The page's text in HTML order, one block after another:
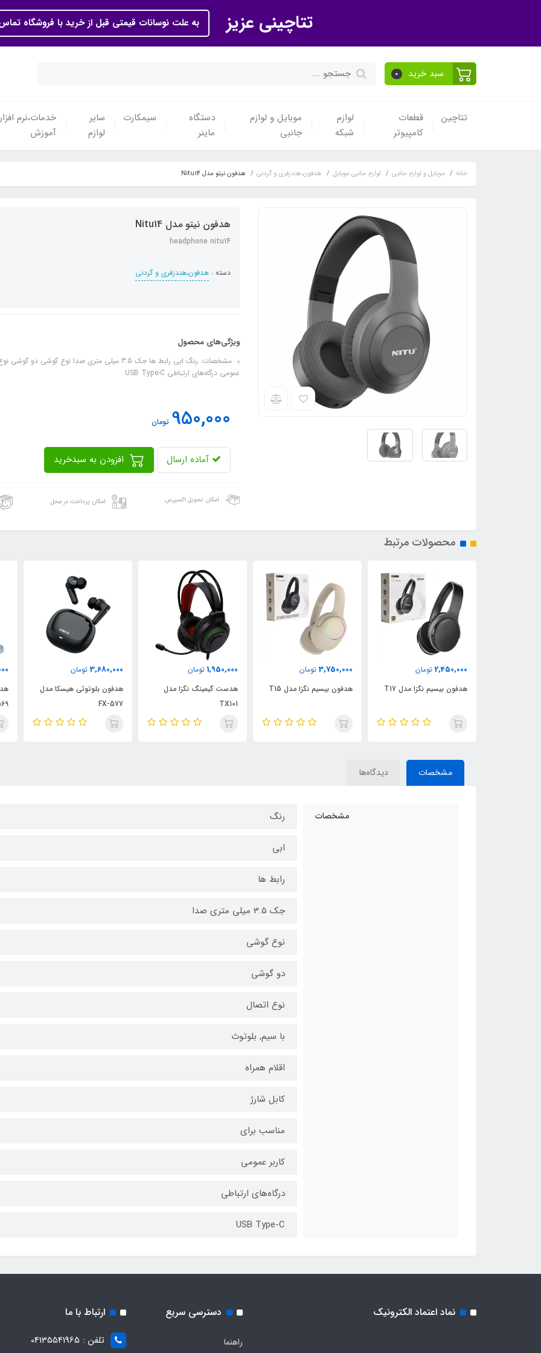
تتاچینی عزیز به علت نوسانات قیمتی قبل از خرید با فروشگاه
سبد خرید 0
تتاچین
قطعات
کامپیوتر
لوازم
شبکه
موبایل و لوازم
جانبی
دستگاه
ماینر
سیمکارت
سایر
لوازم
خدمات،نرم
آموزش
خانه موبایل و لوازم جانبی لوازم جانبی موبایل هدفون،هندزفری و گردنی هدفون نیتو مدل Nitu14
هدفون نیتو مدل Nitu14
headphone nitu14
دسته : هدفون،هندزفری و گردنی
ویژگی‌های محصول
مشخصات: رنگ ابی رابط ها جک 3.5 میلی متری صدا نوع
عمومی درگاه‌های ارتباطی USB Type-C
950,000 تومان
آماده ارسال
امکان تحویل اکسپرس امکان پرداخت در محل
محصولات مرتبط
3,750,000 تومان
هدفون بیسیم نگزا مدل T15
1,950,000 تومان
هدست گیمینگ نگزا مدل
3,680,000 تومان
هدفون بلوتوثی هیسکا مدل
FX-577
3,280,000 تومان
هدفون بلوتوثی هیسکا مدل
FX-569
مشخصات دیدگاه‌ها
مشخصات رنگ
ابی
رابط ها
جک 3.5 میلی متری صدا
نوع گوشی
دو گوشی
نوع اتصال
با سیم, بلوتوث
اقلام همراه
کابل شارژ
مناسب برای
کاربر عمومی
درگاه‌های ارتباطی
USB Type-C
نماد اعتماد الکترونیک دسترسی سریع
راهنما
ارتباط با ما
تلفن : 04135541965